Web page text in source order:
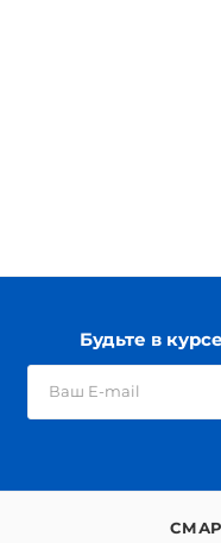
Будьте в